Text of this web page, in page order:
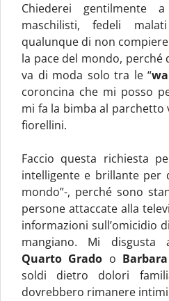
Chiederei gentilmente
maschilisti, fedeli
qualunque di non
la pace del mondo, perché
va di moda solo tra le “
coroncina che mi posso
mi fa la bimba al parchetto
fiorellini.
Faccio questa richiesta
intelligente e brillante per
mondo”-, perché sono
persone attaccate alla
informazioni sull’omicidio
mangiano. Mi disgusta
Quarto Grado o
soldi dietro dolori
dovrebbero rimanere